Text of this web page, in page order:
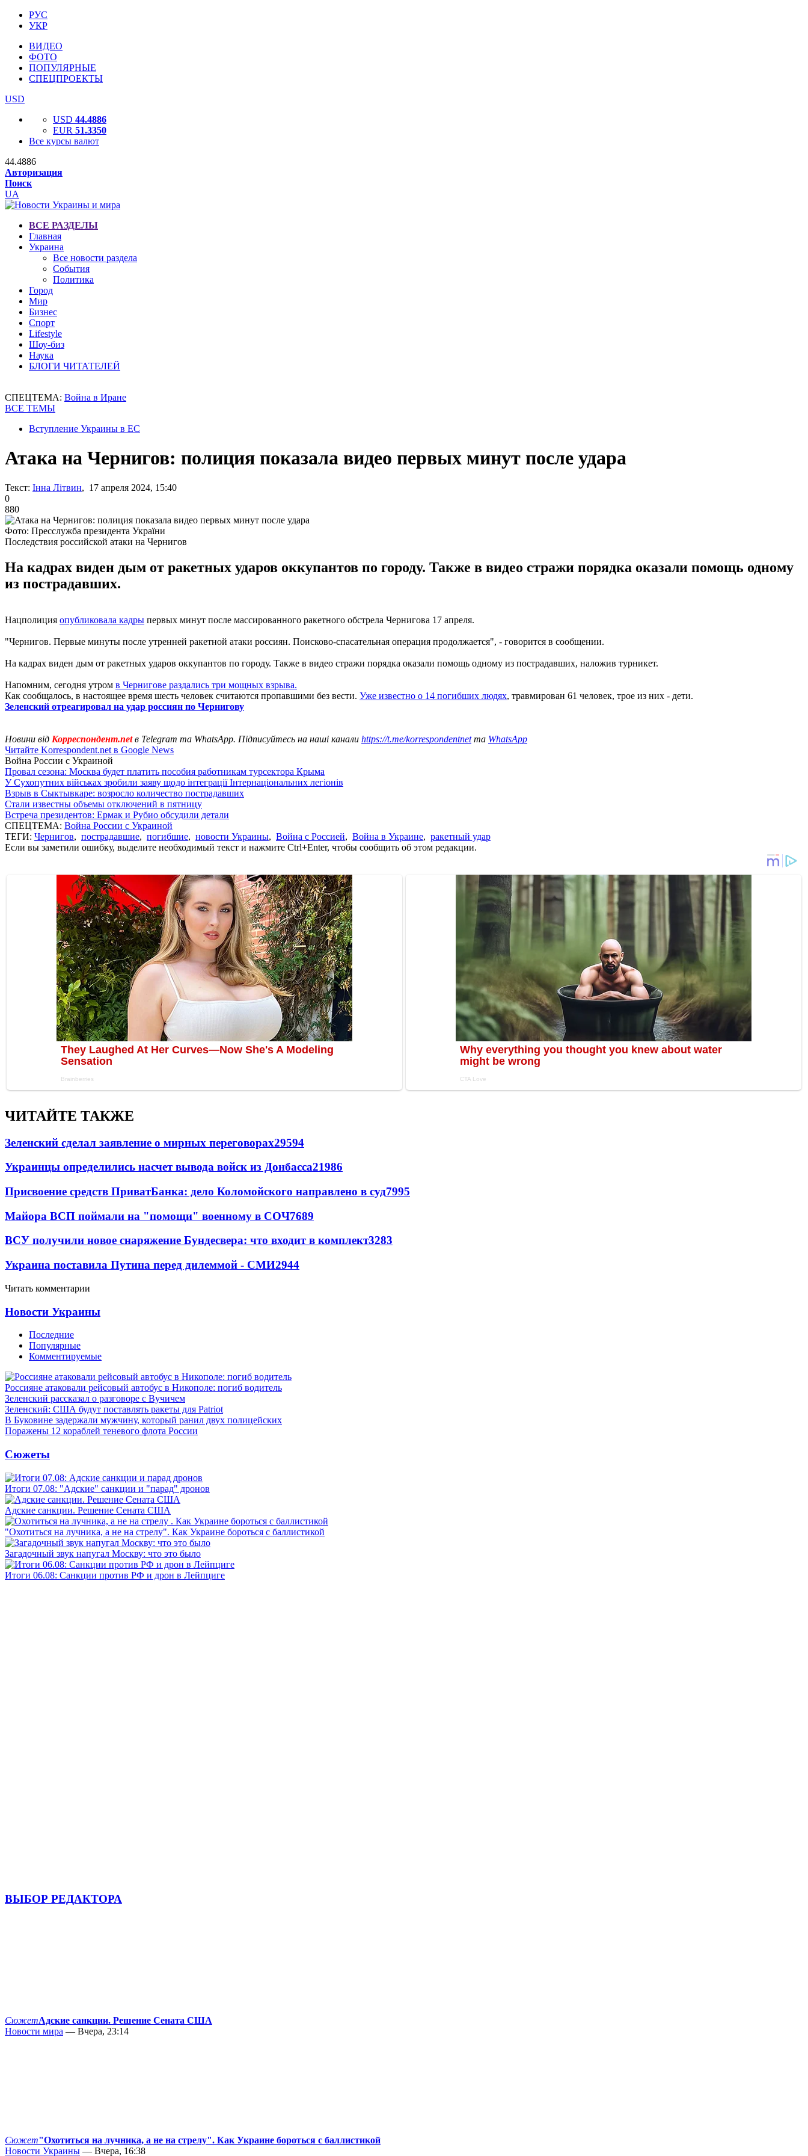
РУС
УКР
ВИДЕО
ФОТО
ПОПУЛЯРНЫЕ
СПЕЦПРОЕКТЫ
USD
USD 44.4886
EUR 51.3350
Все курсы валют
44.4886
Авторизация
Поиск
UA
ВСЕ РАЗДЕЛЫ
Главная
Украина
Все новости раздела
События
Политика
Город
Мир
Бизнес
Спорт
Lifestyle
Шоу-биз
Наука
БЛОГИ ЧИТАТЕЛЕЙ
СПЕЦТЕМА: Война в Иране
ВСЕ ТЕМЫ
Вступление Украины в ЕС
Атака на Чернигов: полиция показала видео первых минут после удара
Текст: Інна Літвин, 17 апреля 2024, 15:40
0
880
Фото: Пресслужба президента України
Последствия российской атаки на Чернигов
На кадрах виден дым от ракетных ударов оккупантов по городу. Также в видео стражи порядка оказали помощь одному
из пострадавших.
Нацполиция опубликовала кадры первых минут после массированного ракетного обстрела Чернигова 17 апреля.
"Чернигов. Первые минуты после утренней ракетной атаки россиян. Поисково-спасательная операция продолжается", - говорится в сообщении.
На кадрах виден дым от ракетных ударов оккупантов по городу. Также в видео стражи порядка оказали помощь одному из пострадавших, наложив турникет.
Напомним, сегодня утром в Чернигове раздались три мощных взрыва.
Как сообщалось, в настоящее время шесть человек считаются пропавшими без вести. Уже известно о 14 погибших людях, травмирован 61 человек, трое из них - дети.
Зеленский отреагировал на удар россиян по Чернигову
Новини від Корреспондент.netв Telegram та WhatsApp. Підписуйтесь на наші канали https://t.me/korrespondentnetта WhatsApp
Читайте Korrespondent.net в Google News
Война России с Украиной
Провал сезона: Москва будет платить пособия работникам турсектора Крыма
У Сухопутних військах зробили заяву щодо інтеграції Інтернаціональних легіонів
Взрыв в Сыктывкаре: возросло количество пострадавших
Стали известны объемы отключений в пятницу
Встреча президентов: Ермак и Рубио обсудили детали
СПЕЦТЕМА: Война России с Украиной
ТЕГИ: Чернигов, пострадавшие, погибшие, новости Украины, Война с Россией, Война в Украине, ракетный удар
Если вы заметили ошибку, выделите необходимый текст и нажмите Ctrl+Enter, чтобы сообщить об этом редакции.
ЧИТАЙТЕ ТАКЖЕ
Зеленский сделал заявление о мирных переговорах29594
Украинцы определились насчет вывода войск из Донбасса21986
Присвоение средств ПриватБанка: дело Коломойского направлено в суд7995
Майора ВСП поймали на "помощи" военному в СОЧ7689
ВСУ получили новое снаряжение Бундесвера: что входит в комплект3283
Украина поставила Путина перед дилеммой - СМИ2944
Читать комментарии
Новости Украины
Последние
Популярные
Комментируемые
Россияне атаковали рейсовый автобус в Никополе: погиб водитель
Зеленский рассказал о разговоре с Вучичем
Зеленский: США будут поставлять ракеты для Patriot
В Буковине задержали мужчину, который ранил двух полицейских
Поражены 12 кораблей теневого флота России
Сюжеты
Итоги 07.08: "Адские" санкции и "парад" дронов
Адские санкции. Решение Сената США
"Охотиться на лучника, а не на стрелу". Как Украине бороться с баллистикой
Загадочный звук напугал Москву: что это было
Итоги 06.08: Санкции против РФ и дрон в Лейпциге
ВЫБОР РЕДАКТОРА
СюжетАдские санкции. Решение Сената США
Новости мира — Вчера, 23:14
Сюжет"Охотиться на лучника, а не на стрелу". Как Украине бороться с баллистикой
Новости Украины — Вчера, 16:38